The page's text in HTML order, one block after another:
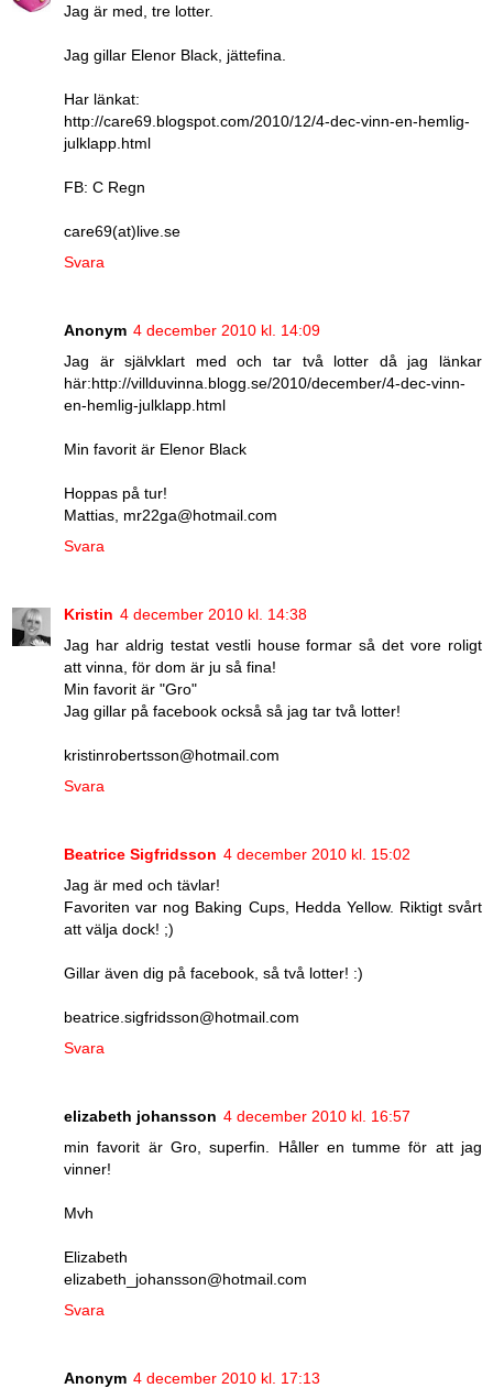
Jag är med, tre lotter.
Jag gillar Elenor Black, jättefina.
Har länkat:
http://care69.blogspot.com/2010/12/4-dec-vinn-en-hemlig-
julklapp.html
FB: C Regn
care69(at)live.se
Svara
Anonym 4 december 2010 kl. 14:09
Jag är självklart med och tar två lotter då jag länkar
här:http://villduvinna.blogg.se/2010/december/4-dec-vinn-
en-hemlig-julklapp.html
Min favorit är Elenor Black
Hoppas på tur!
Mattias, mr22ga@hotmail.com
Svara
Kristin 4 december 2010 kl. 14:38
Jag har aldrig testat vestli house formar så det vore roligt
att vinna, för dom är ju så fina!
Min favorit är "Gro"
Jag gillar på facebook också så jag tar två lotter!
kristinrobertsson@hotmail.com
Svara
Beatrice Sigfridsson 4 december 2010 kl. 15:02
Jag är med och tävlar!
Favoriten var nog Baking Cups, Hedda Yellow. Riktigt svårt
att välja dock! ;)
Gillar även dig på facebook, så två lotter! :)
beatrice.sigfridsson@hotmail.com
Svara
elizabeth johansson 4 december 2010 kl. 16:57
min favorit är Gro, superfin. Håller en tumme för att jag
vinner!
Mvh
Elizabeth
elizabeth_johansson@hotmail.com
Svara
Anonym 4 december 2010 kl. 17:13